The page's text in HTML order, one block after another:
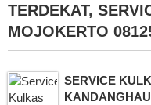
TERDEKAT,
MOJOKERTO
SERVICE